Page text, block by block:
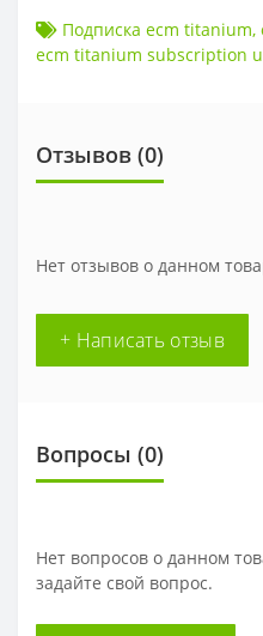
Подписка ecm titanium,
ecm titanium subscription
Отзывов (0)
Нет отзывов о данном
+ Написать отзыв
Вопросы (0)
Нет вопросов о данном
задайте свой вопрос.